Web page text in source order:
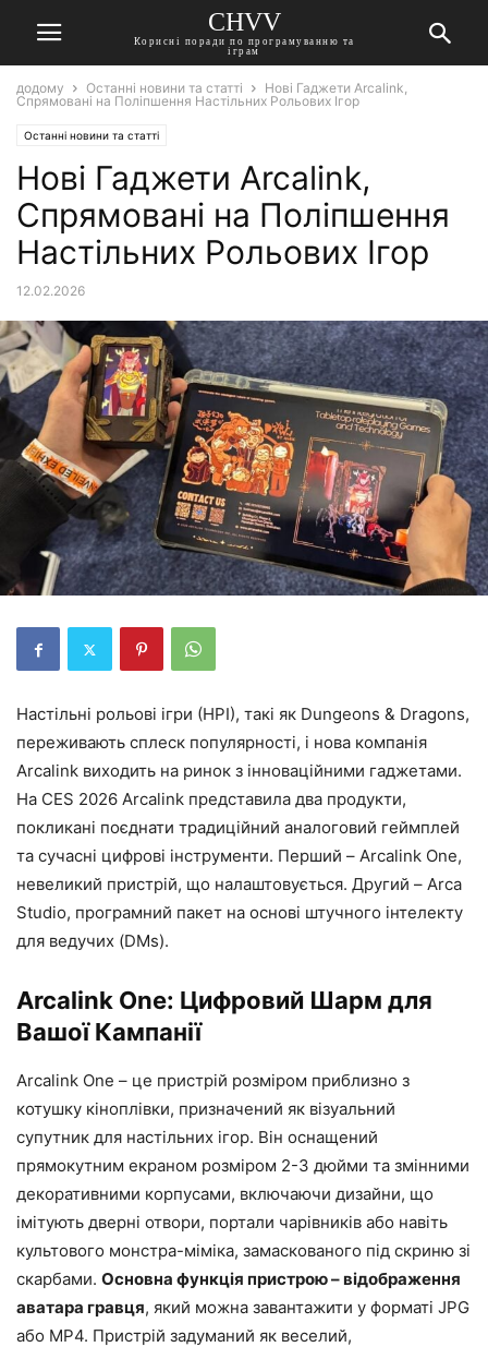
CHVV
Корисні поради по програмуванню та
іграм
додому Останні новини та статті
Нові Гаджети Arcalink,
Спрямовані на Поліпшення Настільних Рольових Ігор
Останні новини та статті
Нові Гаджети Arcalink,
Спрямовані на Поліпшення
Настільних Рольових Ігор
12.02.2026
Настільні рольові ігри (НРІ), такі як Dungeons & Dragons,
переживають сплеск популярності, і нова компанія
Arcalink виходить на ринок з інноваційними гаджетами.
На CES 2026 Arcalink представила два продукти,
покликані поєднати традиційний аналоговий геймплей
та сучасні цифрові інструменти. Перший – Arcalink One,
невеликий пристрій, що налаштовується. Другий – Arca
Studio, програмний пакет на основі штучного інтелекту
для ведучих (DMs).
Arcalink One: Цифровий Шарм для
Вашої Кампанії
Arcalink One – це пристрій розміром приблизно з
котушку кіноплівки, призначений як візуальний
супутник для настільних ігор. Він оснащений
прямокутним екраном розміром 2-3 дюйми та змінними
декоративними корпусами, включаючи дизайни, що
імітують дверні отвори, портали чарівників або навіть
культового монстра-міміка, замаскованого під скриню зі
скарбами. Основна функція пристрою – відображення
аватара гравця, який можна завантажити у форматі JPG
або MP4. Пристрій задуманий як веселий,